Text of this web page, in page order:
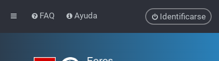
FAQ Ayuda Identificarse